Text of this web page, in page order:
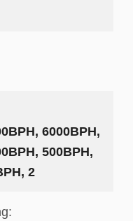
6000BPH,
500BPH,
2